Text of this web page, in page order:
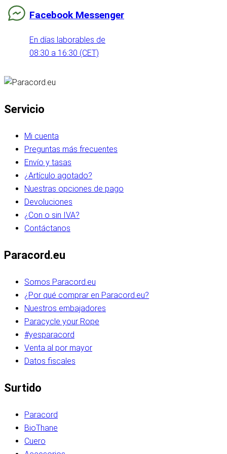
Facebook Messenger
En días laborables de
08:30 a 16:30 (CET)
Servicio
Mi cuenta
Preguntas más frecuentes
Envío y tasas
¿Artículo agotado?
Nuestras opciones de pago
Devoluciones
¿Con o sin IVA?
Contáctanos
Paracord.eu
Somos Paracord.eu
¿Por qué comprar en Paracord.eu?
Nuestros embajadores
Paracycle your Rope
#yesparacord
Venta al por mayor
Datos fiscales
Surtido
Paracord
BioThane
Cuero